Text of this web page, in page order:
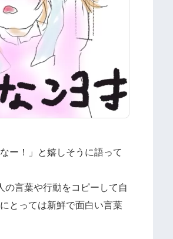
ー！」と嬉しそうに語って
言葉や行動をコピーして自
とっては新鮮で面白い言葉